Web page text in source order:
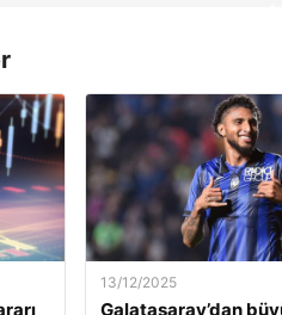
13/12/2025
Galatasaray’dan